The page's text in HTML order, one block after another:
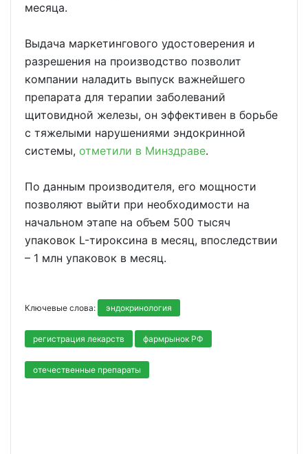
месяца.
Выдача маркетингового удостоверения и
разрешения на производство позволит
компании наладить выпуск важнейшего
препарата для терапии заболеваний
щитовидной железы, он эффективен в борьбе
с тяжелыми нарушениями эндокринной
системы, отметили в Минздраве.
По данным производителя, его мощности
позволяют выйти при необходимости на
начальном этапе на объем 500 тысяч
упаковок L-тироксина в месяц, впоследствии
– 1 млн упаковок в месяц.
Ключевые слова: эндокринология
регистрация лекарств фармрынок РФ
отечественные препараты